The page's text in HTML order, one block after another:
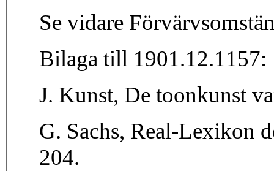
Se vidare
Bilaga till 1901.12.1157:
J. Kunst, De toonkunst
G. Sachs, Real-Lexikon
204.